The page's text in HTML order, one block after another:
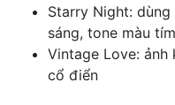
Starry Night:
sáng, tone màu
Vintage Love:
cổ điển